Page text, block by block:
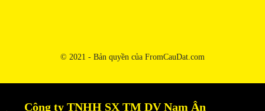
© 2021 - Bản quyền của FromCauDat.com
Công ty TNHH SX TM DV Nam Ân